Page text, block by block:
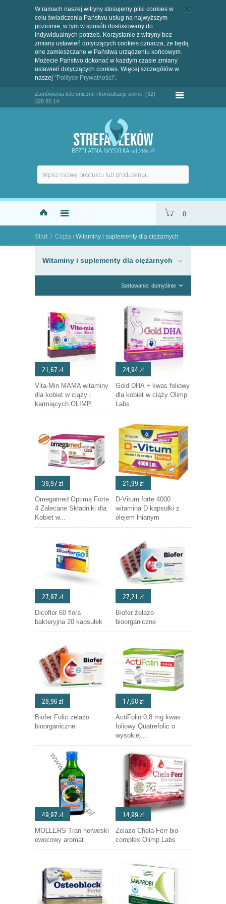
W ramach naszej witryny stosujemy pliki cookies w
celu świadczenia Państwu usług na najwyższym
poziomie, w tym w sposób dostosowany do
indywidualnych potrzeb. Korzystanie z witryny bez
zmiany ustawień dotyczących cookies oznacza, że będą
one zamieszczane w Państwa urządzeniu końcowym.
Możecie Państwo dokonać w każdym czasie zmiany
ustawień dotyczących cookies. Więcej szczegółów w
naszej "Polityce Prywatności".
Zamówienia telefoniczne i konsultacje online: (32)
328 85 14
BEZPŁATNA WYSYŁKA od 299 zł!
0
Start / Ciąża / Witaminy i suplementy dla ciężarnych
"
Witaminy i suplementy dla ciężarnych
Sortowanie: domyślnie
21,67 zł
Vita-Min MAMA witaminy
dla kobiet w ciąży i
karmiących OLIMP
24,94 zł
Gold DHA + kwas foliowy
dla kobiet w ciąży Olimp
Labs
39,97 zł
Omegamed Optima Forte
4 Zalecane Składniki dla
Kobiet w...
21,99 zł
D-Vitum forte 4000
witamina D kapsułki z
olejem lnianym
27,97 zł
Dicoflor 60 flora
bakteryjna 20 kapsułek
27,21 zł
Biofer żelazo
bioorganiczne
28,96 zł
Biofer Folic żelazo
bioorganiczne
17,68 zł
ActiFolin 0,8 mg kwas
foliowy Quatrefolic o
wysokiej...
49,97 zł
MOLLERS Tran norweski
owocowy aromat
14,99 zł
Żelazo Chela-Ferr bio-
complex Olimp Labs